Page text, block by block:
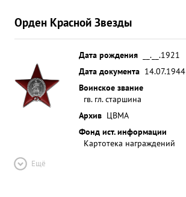
Орден Красной Звезды
Дата рождения
__.__.1921
Дата документа 14.07.1944
Воинское звание
гв. гл. старшина
Архив ЦВМА
Фонд ист. информации
Картотека награждений
Ещё